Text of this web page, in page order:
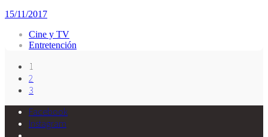
15/11/2017
Cine y TV
Entretención
1
2
3
Facebook
Instagram